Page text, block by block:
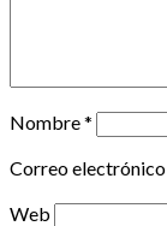
Nombre*
Correo electrónico
Web